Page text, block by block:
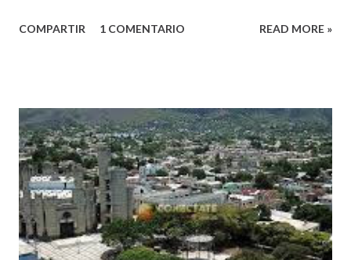
.
COMPARTIR 1 COMENTARIO READ MORE »